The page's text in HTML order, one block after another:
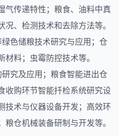
气传递特性；粮食、油料中真
、检测技术和去除方法等。
绿色储粮技术研究与应用；仓
料；虫霉防控技术等。
研究及应用；粮食智能进出仓
收购环节智能扦检系统研究设
技术与仪器设备开发；高效环
仓机械装备研制与开发等。